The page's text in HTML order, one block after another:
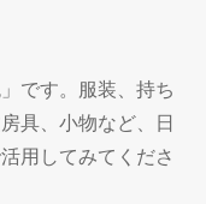
です。服装、持ち
具、小物など、日
用してみてくださ